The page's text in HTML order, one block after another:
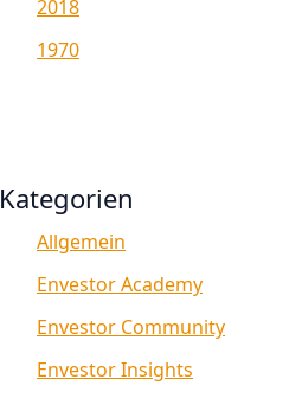
2018
1970
Kategorien
Allgemein
Envestor Academy
Envestor Community
Envestor Insights